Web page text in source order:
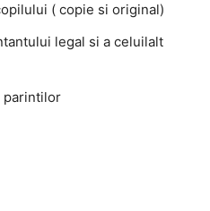
( copie si original)
legal si a celuilalt
parintilor